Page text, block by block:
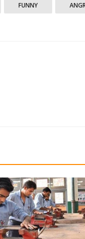
FUNNY
साजरी
चारित्र्य आणि संस्कार... Eduvarta
अंतर
विविध...